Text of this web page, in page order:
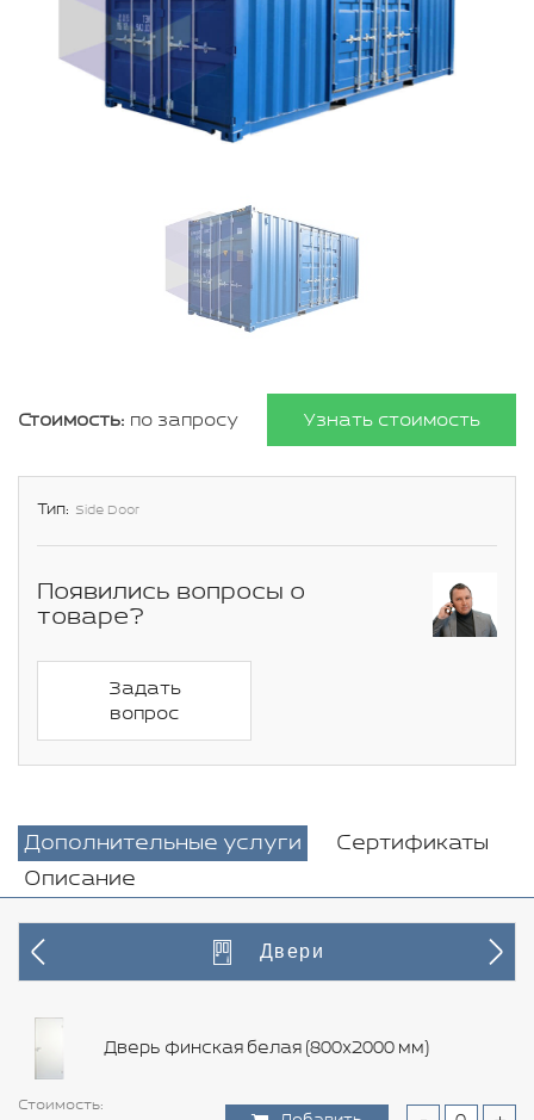
Стоимость: по запросу Узнать стоимость
Тип: Side Door
Появились вопросы о
товаре?
Задать
вопрос
Дополнительные услуги
Сертификаты
Описание
Двери
Дверь финская белая (800х2000 мм)
Стоимость:
Стоимость:
Стоимость:
Стоимость:
Стоимость:
Стоимость:
Стоимость:
Стоимость:
Стоимость:
Стоимость:
Стоимость:
Стоимость:
Стоимость:
Стоимость: